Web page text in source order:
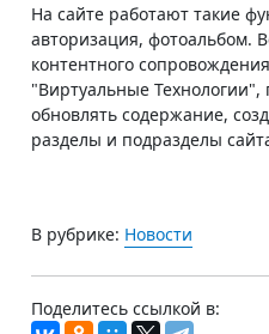
На сайте работают такие
авторизация, фотоальбом.
контентного
"Виртуальные Технологии",
обновлять содержание,
разделы и подразделы
В рубрике: Новости
Поделитесь ссылкой в: